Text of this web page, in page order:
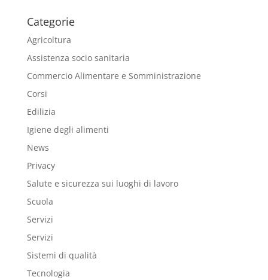
Categorie
Agricoltura
Assistenza socio sanitaria
Commercio Alimentare e Somministrazione
Corsi
Edilizia
Igiene degli alimenti
News
Privacy
Salute e sicurezza sui luoghi di lavoro
Scuola
Servizi
Servizi
Sistemi di qualità
Tecnologia